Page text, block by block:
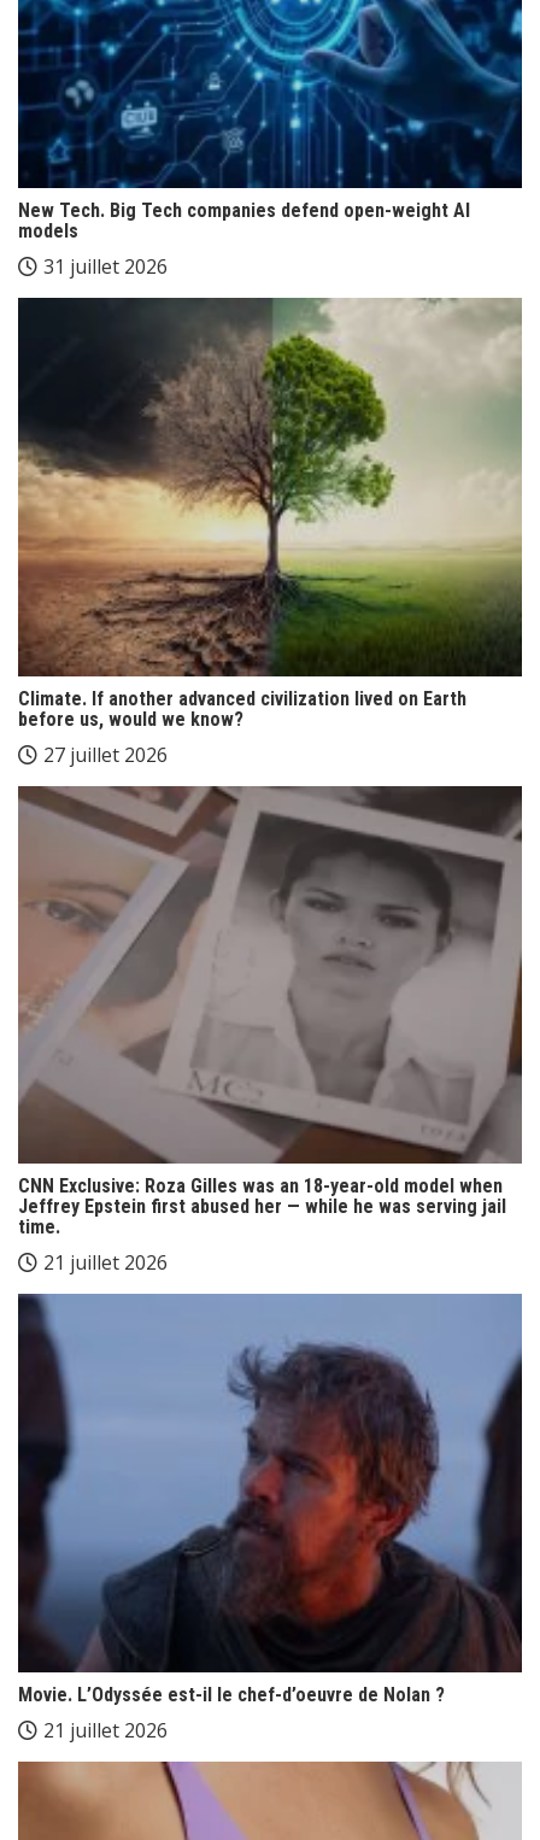
New Tech. Big Tech companies defend open-weight AI
models
31 juillet 2026
Climate. If another advanced civilization lived on Earth
before us, would we know?
27 juillet 2026
CNN Exclusive: Roza Gilles was an 18-year-old model when
Jeffrey Epstein first abused her — while he was serving jail
time.
21 juillet 2026
Movie. L’Odyssée est-il le chef-d’oeuvre de Nolan ?
21 juillet 2026